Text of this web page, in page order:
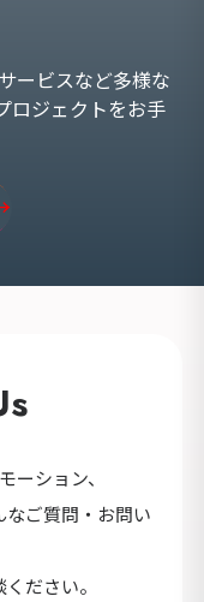
ービスなど多様な
ロジェクトをお手
ーション、
ご質問・お問い
ださい。